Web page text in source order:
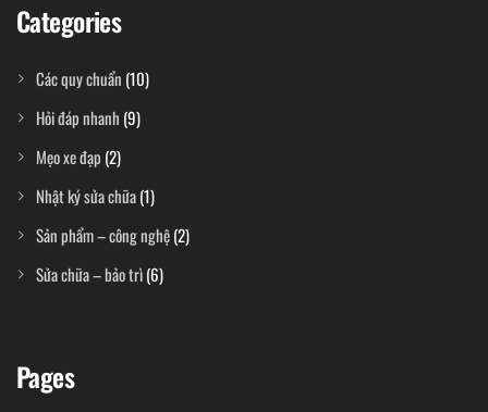
Categories
Các quy chuẩn (10)
Hỏi đáp nhanh (9)
Mẹo xe đạp (2)
Nhật ký sửa chữa(1)
Sản phẩm – công nghệ(2)
Sửa chữa – bảo trì(6)
Pages